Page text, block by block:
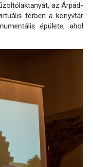
az Árpád-
térben a könyvtár
épülete, ahol